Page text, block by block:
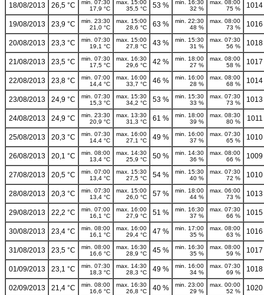
18/08/2013 26,5 °C
min. 07:30
17,9 °C
max. 15:00
35,5 °C
53 %
min. 16:30
32 %
max. 08:00
75 %
19/08/2013 23,9 °C
min. 23:30
21,0 °C
max. 15:00
28,6 °C
63 %
min. 22:30
48 %
max. 08:00
73 %
20/08/2013 23,3 °C
min. 07:30
19,1 °C
max. 15:00
27,8 °C
43 %
min. 15:30
31 %
max. 07:30
56 %
21/08/2013 23,5 °C
min. 07:30
17,5 °C
max. 16:30
29,6 °C
42 %
min. 18:00
27 %
max. 08:00
58 %
22/08/2013 23,8 °C
min. 07:00
14,4 °C
max. 16:00
33,7 °C
46 %
min. 16:00
28 %
max. 08:00
68 %
23/08/2013 24,9 °C
min. 07:30
15,3 °C
max. 15:30
34,2 °C
53 %
min. 15:30
33 %
max. 07:30
73 %
24/08/2013 24,9 °C
min. 23:30
20,9 °C
max. 13:30
31,3 °C
61 %
min. 18:00
39 %
max. 08:30
80 %
25/08/2013 20,3 °C
min. 07:30
14,4 °C
max. 16:00
27,1 °C
49 %
min. 16:00
37 %
max. 07:30
65 %
26/08/2013 20,1 °C
min. 08:00
13,4 °C
max. 14:30
25,9 °C
50 %
min. 14:30
36 %
max. 08:00
66 %
27/08/2013 20,5 °C
min. 07:00
13,4 °C
max. 15:30
27,5 °C
54 %
min. 15:30
40 %
max. 07:30
72 %
28/08/2013 20,3 °C
min. 07:30
13,4 °C
max. 15:00
26,0 °C
57 %
min. 18:00
44 %
max. 06:00
73 %
29/08/2013 22,2 °C
min. 07:00
16,1 °C
max. 16:00
27,9 °C
51 %
min. 16:30
37 %
max. 07:30
66 %
30/08/2013 23,4 °C
min. 08:00
16,1 °C
max. 16:00
29,4 °C
47 %
min. 17:00
35 %
max. 08:00
63 %
31/08/2013 23,5 °C
min. 08:00
16,6 °C
max. 16:30
28,9 °C
45 %
min. 16:30
35 %
max. 08:00
59 %
01/09/2013 23,1 °C
min. 07:30
18,3 °C
max. 14:30
28,3 °C
49 %
min. 16:00
34 %
max. 07:30
69 %
02/09/2013 21,4 °C
min. 08:00
16,6 °C
max. 16:30
26,8 °C
40 %
min. 23:00
29 %
max. 00:00
52 %